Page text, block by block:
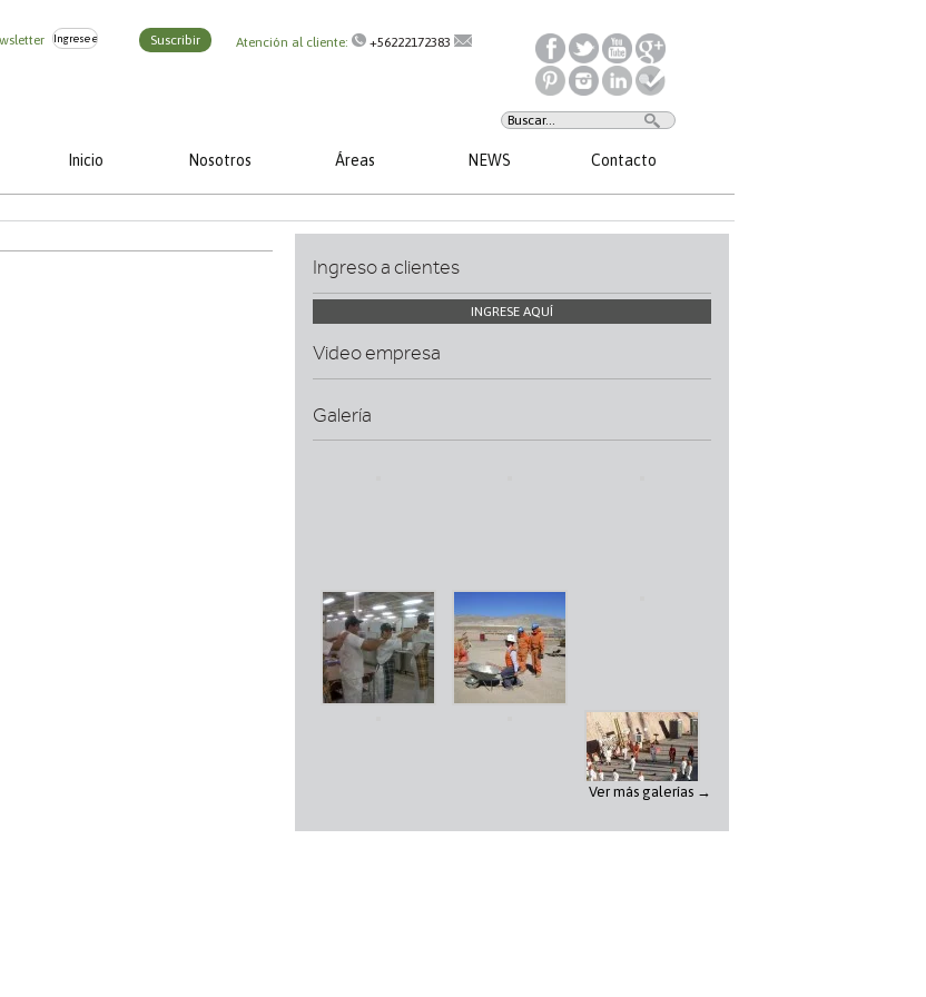
Suscribir Atención al cliente: +56222172383
Inicio Nosotros Áreas NEWS Contacto
Ingreso a clientes
INGRESE AQUÍ
Video empresa
Galería
Ver más galerías →